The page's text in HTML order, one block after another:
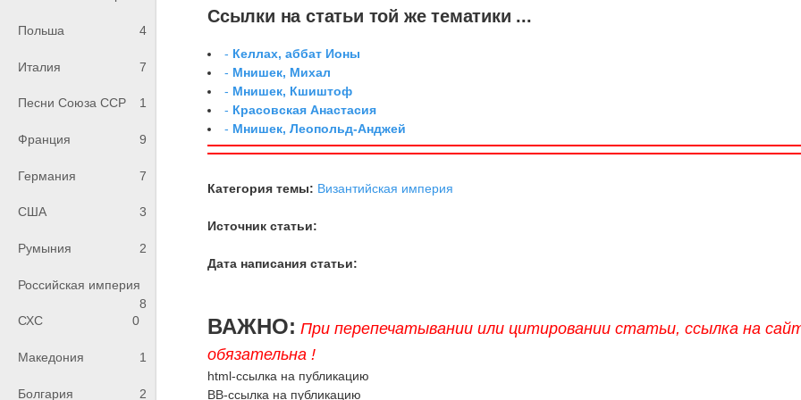
Польша 4
Италия 7
Песни Союза ССР 1
Франция 9
Германия 7
США 3
Румыния 2
Российская империя
8
СХС
0
Македония 1
Болгария 2
Ссылки на статьи той же тематики ...
- Келлах, аббат Ионы
- Мнишек, Михал
- Мнишек, Кшиштоф
- Красовская Анастасия
- Мнишек, Леопольд-Анджей
Категория темы: Византийская империя
Источник статьи:
Дата написания статьи:
ВАЖНО: При перепечатывании или цитировании статьи, ссылка на
обязательна !
html-ссылка на публикацию
BB-ссылка на публикацию